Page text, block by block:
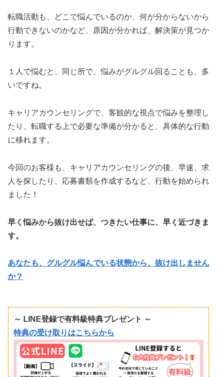
転職活動も、どこで悩んでいるのか、何が分からないから
行動できないのかなど、原因が分かれば、解決策が見つか
ります。
１人で悩むと、同じ所で、悩みがグルグル回ることも、多
いですね。
キャリアカウンセリングで、客観的な視点で悩みを整理し
たり、転職する上で必要な準備が分かると、具体的な行動
に移れます。
今回のお客様も、キャリアカウンセリングの後、早速、求
人を探したり、応募書類を作成するなど、行動を始められ
ました！
早く悩みから抜け出せば、つきたい仕事に、早く近づきま
す。
あなたも、グルグル悩んでいる状態から、抜け出しません
か？
～ LINE登録で有料級特典プレゼント ～
特典の受け取りはこちらから